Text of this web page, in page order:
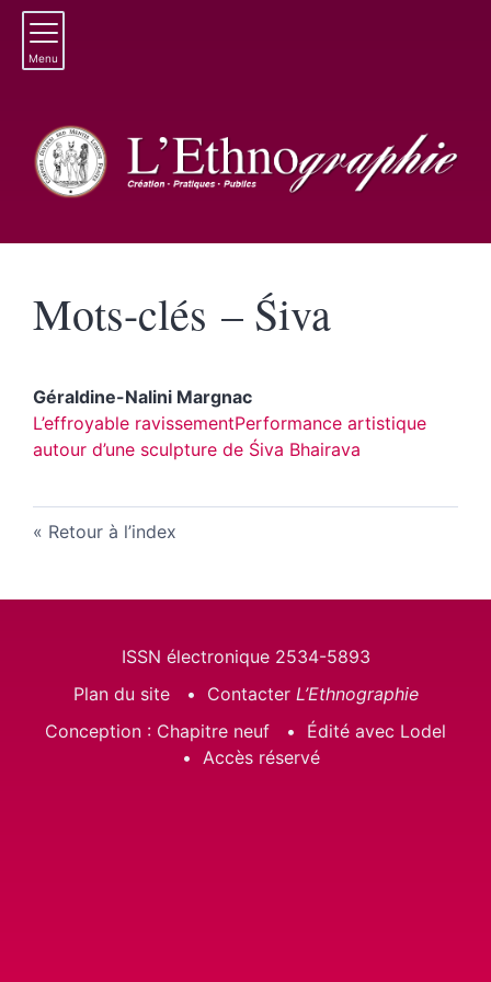
Menu
Mots-clés – Śiva
Géraldine-Nalini Margnac
L’effroyable ravissementPerformance artistique
autour d’une sculpture de Śiva Bhairava
Retour à l’index
ISSN électronique 2534-5893
Plan du site
Contacter L’Ethnographie
Conception : Chapitre neuf
Édité avec Lodel
Accès réservé